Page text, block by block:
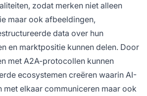
zodat merken niet alleen
maar ook afbeeldingen,
data over hun
en marktpositie kunnen delen. Door
met A2A-protocollen kunnen
ecosystemen creëren waarin AI-
met elkaar communiceren maar ook